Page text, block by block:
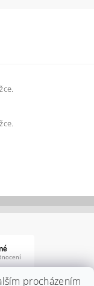
procházením